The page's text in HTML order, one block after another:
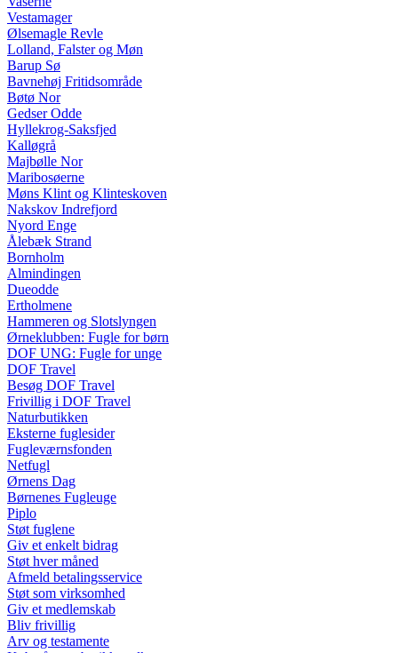
Vestamager
Ølsemagle Revle
Lolland, Falster og Møn
Barup Sø
Bavnehøj Fritidsområde
Bøtø Nor
Gedser Odde
Hyllekrog-Saksfjed
Kalløgrå
Majbølle Nor
Maribosøerne
Møns Klint og Klinteskoven
Nakskov Indrefjord
Nyord Enge
Ålebæk Strand
Bornholm
Almindingen
Dueodde
Ertholmene
Hammeren og Slotslyngen
Ørneklubben: Fugle for børn
DOF UNG: Fugle for unge
DOF Travel
Besøg DOF Travel
Frivillig i DOF Travel
Naturbutikken
Eksterne fuglesider
Fugleværnsfonden
Netfugl
Ørnens Dag
Børnenes Fugleuge
Piplo
Støt fuglene
Giv et enkelt bidrag
Støt hver måned
Afmeld betalingsservice
Støt som virksomhed
Giv et medlemskab
Bliv frivillig
Arv og testamente